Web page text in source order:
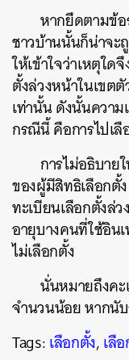
หากยึดตามข้
ชาวบ้านนั้นก็น่าจะ
ให้เข้าใจว่าเหตุใ
ตั้งล่วงหน้าในเขต
เท่านั้น ดังนั้นความ
กรณีนี้ คือการไปเลื
การไม่อธิบาย
ของผู้มีสิทธิเลือกตั้
ทะเบียนเลือกตั้งล่
อายุบางคนที่ใช้อิน
ไม่เลือกตั้ง
นั่นหมายถึงคะ
จำนวนน้อย หากนั
Tags:เลือกตั้ง,เลื